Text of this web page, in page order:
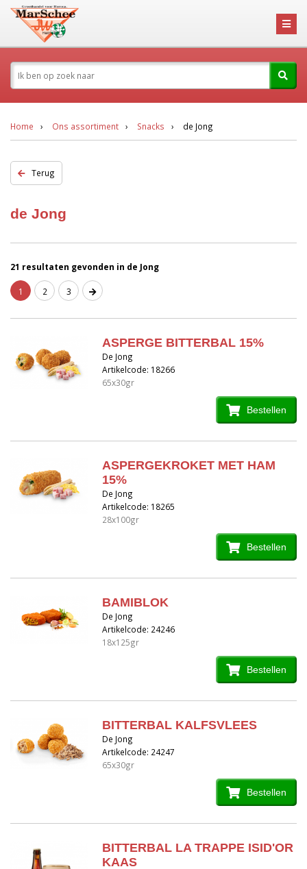
Home Ons assortiment Snacks de Jong
Terug
de Jong
21 resultaten gevonden in de Jong
1 2 3
ASPERGE BITTERBAL 15%
De Jong
Artikelcode: 18266
65x30gr
Bestellen
ASPERGEKROKET MET HAM
15%
De Jong
Artikelcode: 18265
28x100gr
Bestellen
BAMIBLOK
De Jong
Artikelcode: 24246
18x125gr
Bestellen
BITTERBAL KALFSVLEES
De Jong
Artikelcode: 24247
65x30gr
Bestellen
BITTERBAL LA TRAPPE ISID'OR
KAAS